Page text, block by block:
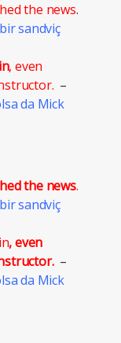
the news.
sandviç
, even
–
da Mick
the news.
sandviç
, even
–
da Mick